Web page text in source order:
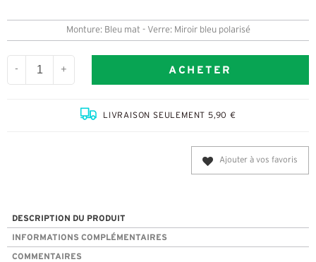
Monture: Bleu mat - Verre: Miroir bleu polarisé
- + ACHETER
LIVRAISON SEULEMENT 5,90 €
Ajouter à vos favoris
DESCRIPTION DU PRODUIT
INFORMATIONS COMPLÉMENTAIRES
COMMENTAIRES